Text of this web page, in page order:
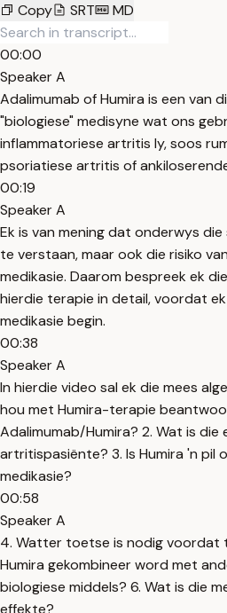
Copy
SRT MD
00:00
Speaker A
Adalimumab of Humira is een van
"biologiese" medisyne wat ons
inflammatoriese artritis ly, soos
psoriatiese artritis of
00:19
Speaker A
Ek is van mening dat onderwys
te verstaan, maar ook die risiko
medikasie. Daarom bespreek ek
hierdie terapie in detail, voordat
medikasie begin.
00:38
Speaker A
In hierdie video sal ek die mees
hou met Humira-terapie
Adalimumab/Humira? 2. Wat is die
artritispasiënte? 3. Is Humira 'n pil
medikasie?
00:58
Speaker A
4. Watter toetse is nodig voordat
Humira gekombineer word met
biologiese middels? 6. Wat is die
effekte?